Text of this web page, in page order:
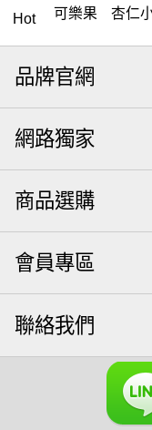
Hot 可樂果 杏仁
隨手包 無調
薯條
椒鹽 栗 米
桶裝
荷卡 芋頭
【萬歲牌】每
三角飯糰
禮盒
桶裝堅果
元氣什穀堅果
紅棗
品牌官網
網路獨家
商品選購
會員專區
聯絡我們